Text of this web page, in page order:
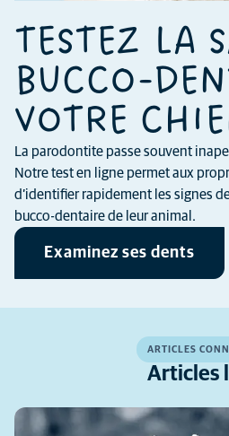
TESTEZ LA
BUCCO-
VOTRE
La parodontite passe souvent
Notre test en ligne permet aux
d’identifier rapidement les signes
bucco-dentaire de leur animal.
Examinez ses dents
ARTICLES
Articles